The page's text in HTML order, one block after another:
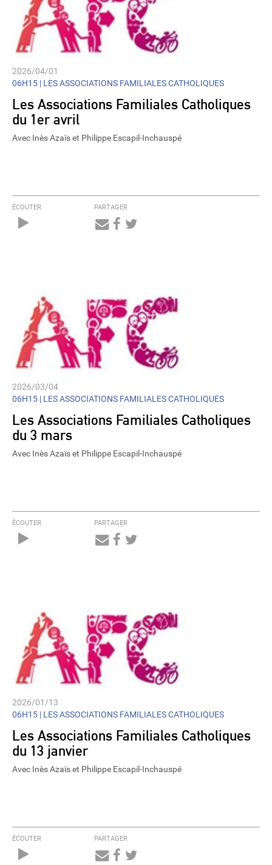
2026/04/01
06H15 | LES ASSOCIATIONS FAMILIALES CATHOLIQUES
Les Associations Familiales Catholiques
du 1er avril
Avec Inès Azaïs et Philippe Escapil-Inchauspé
ÉCOUTER PARTAGER
2026/03/04
06H15 | LES ASSOCIATIONS FAMILIALES CATHOLIQUES
Les Associations Familiales Catholiques
du 3 mars
Avec Inès Azaïs et Philippe Escapil-Inchauspé
ÉCOUTER PARTAGER
2026/01/13
06H15 | LES ASSOCIATIONS FAMILIALES CATHOLIQUES
Les Associations Familiales Catholiques
du 13 janvier
Avec Inès Azaïs et Philippe Escapil-Inchauspé
ÉCOUTER PARTAGER